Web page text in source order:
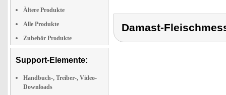
Ältere Produkte
Alle Produkte
Zubehör Produkte
Support-Elemente:
Handbuch-, Treiber-, Video-
Downloads
Damast-